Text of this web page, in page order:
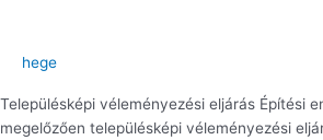
hege
Településképi véleményezési eljárás Építési
megelőzően településképi véleményezési